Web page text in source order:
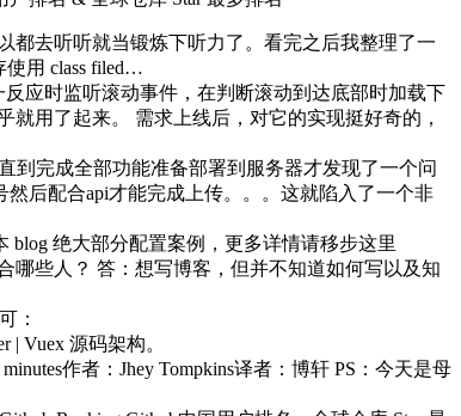
都去听听就当锻炼下听力了。看完之后我整理了一
使用 class filed…
应时监听滚动事件，在判断滚动到达底部时加载下
用了起来。 需求上线后，对它的实现挺好奇的，
到完成全部功能准备部署到服务器才发现了一个问
后配合api才能完成上传。。。这就陷入了一个非
blog 绝大部分配置案例，更多详情请移步这里
哪些人？ 答：想写博客，但并不知道如何写以及知
：
Vuex 源码架构。
作者：Jhey Tompkins译者：博轩 PS：今天是母